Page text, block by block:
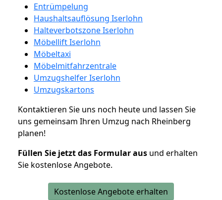
Entrümpelung
Haushaltsauflösung Iserlohn
Halteverbotszone Iserlohn
Möbellift Iserlohn
Möbeltaxi
Möbelmitfahrzentrale
Umzugshelfer Iserlohn
Umzugskartons
Kontaktieren Sie uns noch heute und lassen Sie
uns gemeinsam Ihren Umzug nach Rheinberg
planen!
Füllen Sie jetzt das Formular aus und erhalten
Sie kostenlose Angebote.
Kostenlose Angebote erhalten